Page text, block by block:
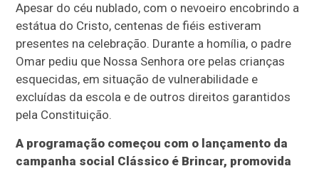
Apesar do céu nublado, com o nevoeiro encobrindo a
estátua do Cristo, centenas de fiéis estiveram
presentes na celebração. Durante a homília, o padre
Omar pediu que Nossa Senhora ore pelas crianças
esquecidas, em situação de vulnerabilidade e
excluídas da escola e de outros direitos garantidos
pela Constituição.
A programação começou com o lançamento da
campanha social Clássico é Brincar, promovida